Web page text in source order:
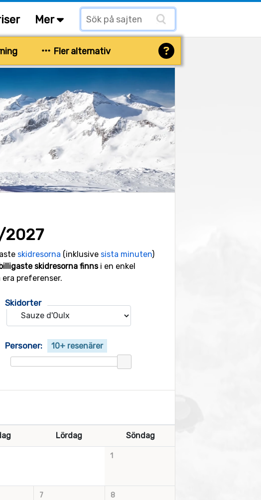
Mer
Fler alternativ
2027
skidresorna (inklusive sista minuten)
skidresorna finnsi en enkel
preferenser.
Skidorter
Personer: 10+ resenärer
Lördag Söndag
1
7 8